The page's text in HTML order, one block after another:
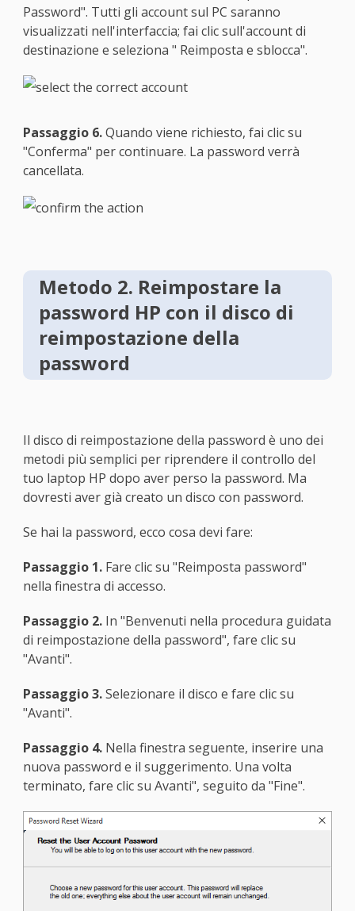
Password". Tutti gli account sul PC saranno
visualizzati nell'interfaccia; fai clic sull'account di
destinazione e seleziona " Reimposta e sblocca".
Passaggio 6.Quando viene richiesto, fai clic su
"Conferma" per continuare. La password verrà
cancellata.
Metodo 2. Reimpostare la
password HP con il disco di
reimpostazione della
password
Il disco di reimpostazione della password è uno dei
metodi più semplici per riprendere il controllo del
tuo laptop HP dopo aver perso la password. Ma
dovresti aver già creato un disco con password.
Se hai la password, ecco cosa devi fare:
Passaggio 1.Fare clic su "Reimposta password"
nella finestra di accesso.
Passaggio 2.In "Benvenuti nella procedura guidata
di reimpostazione della password", fare clic su
"Avanti".
Passaggio 3.Selezionare il disco e fare clic su
"Avanti".
Passaggio 4.Nella finestra seguente, inserire una
nuova password e il suggerimento. Una volta
terminato, fare clic su Avanti", seguito da "Fine".